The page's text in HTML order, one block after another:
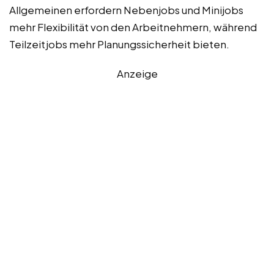
Allgemeinen erfordern Nebenjobs und Minijobs
mehr Flexibilität von den Arbeitnehmern, während
Teilzeitjobs mehr Planungssicherheit bieten.
Anzeige